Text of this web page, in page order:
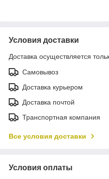
Условия доставки
Доставка осуществляется
Самовывоз
Доставка курьером
Доставка почтой
Транспортная компания
Все условия доставки
Условия оплаты